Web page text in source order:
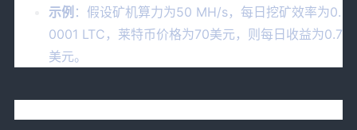
示例 ：假设矿机算力为50 MH/s，每日挖矿效率为0.
0001 LTC，莱特币价格为70美元，则每日收益为0.7
美元。